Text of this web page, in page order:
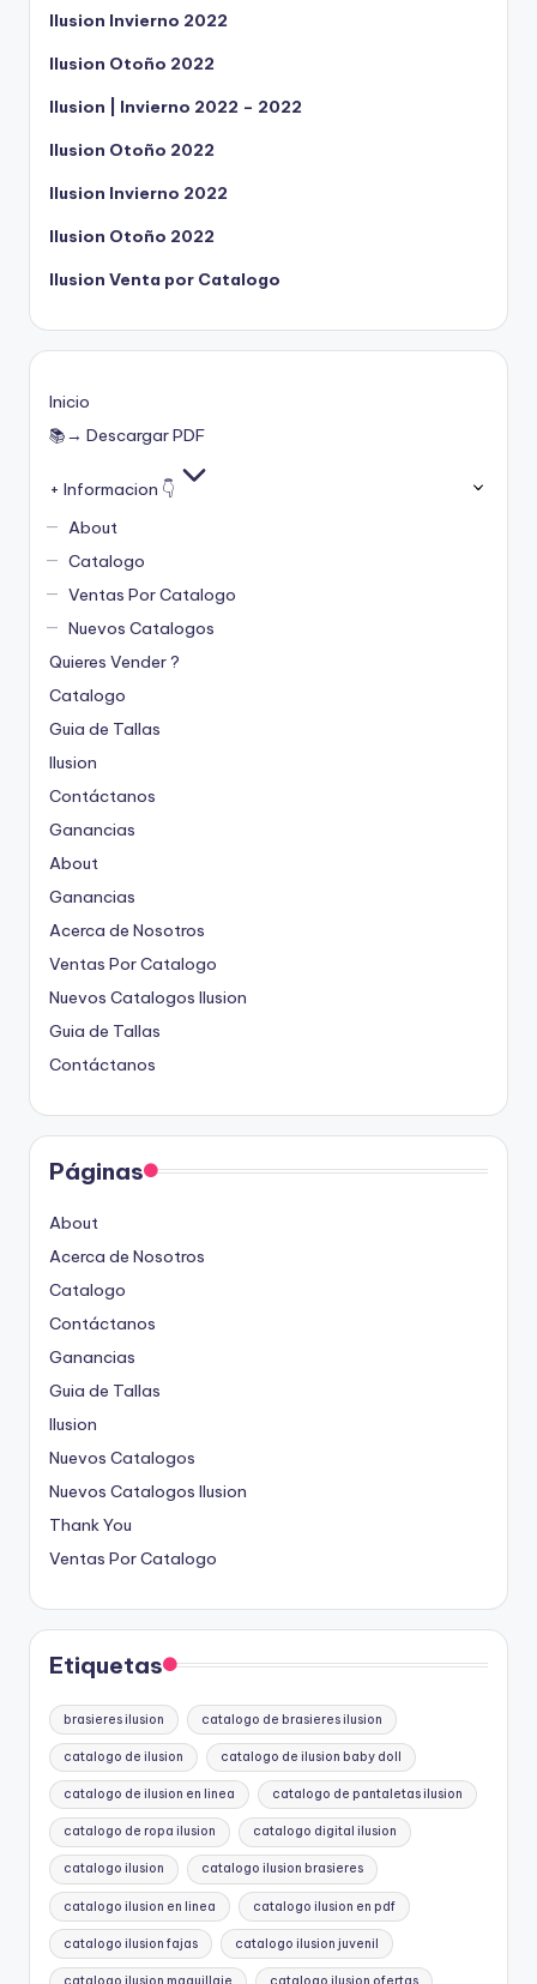
Ilusion Invierno 2022
Ilusion Otoño 2022
Ilusion | Invierno 2022 – 2022
Ilusion Otoño 2022
Ilusion Invierno 2022
Ilusion Otoño 2022
Ilusion Venta por Catalogo
Inicio
📚→ Descargar PDF
+ Informacion 👇
About
Catalogo
Ventas Por Catalogo
Nuevos Catalogos
Quieres Vender ?
Catalogo
Guia de Tallas
Ilusion
Contáctanos
Ganancias
About
Ganancias
Acerca de Nosotros
Ventas Por Catalogo
Nuevos Catalogos Ilusion
Guia de Tallas
Contáctanos
Páginas
About
Acerca de Nosotros
Catalogo
Contáctanos
Ganancias
Guia de Tallas
Ilusion
Nuevos Catalogos
Nuevos Catalogos Ilusion
Thank You
Ventas Por Catalogo
Etiquetas
brasieres ilusion catalogo de brasieres ilusion
catalogo de ilusion catalogo de ilusion baby doll
catalogo de ilusion en linea catalogo de pantaletas ilusion
catalogo de ropa ilusion catalogo digital ilusion
catalogo ilusion catalogo ilusion brasieres
catalogo ilusion en linea catalogo ilusion en pdf
catalogo ilusion fajas catalogo ilusion juvenil